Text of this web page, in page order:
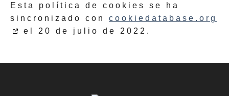
Esta política de cookies se ha
sincronizado con cookiedatabase.org
el 20 de julio de 2022.